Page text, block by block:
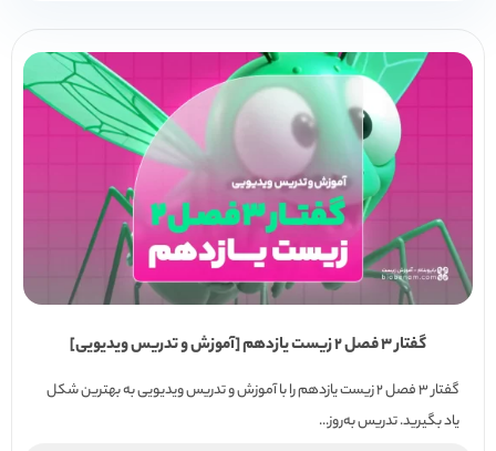
گفتار 3 فصل 2 زیست یازدهم [آموزش و تدریس ویدیویی]
گفتار 3 فصل 2 زیست یازدهم را با آموزش و تدریس ویدیویی به بهترین شکل
یاد بگیرید. تدریس به‌روز...